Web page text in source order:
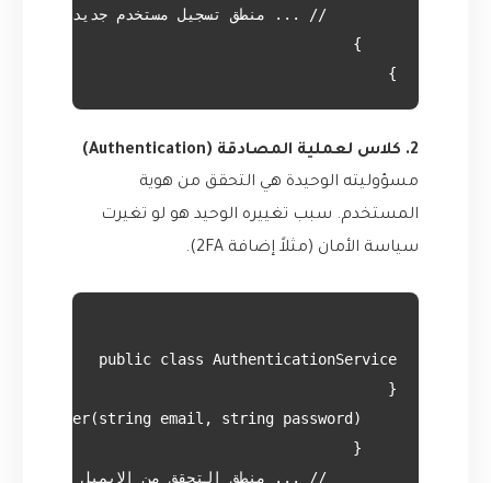
}
2. كلاس لعملية المصادقة (Authentication)
مسؤوليته الوحيدة هي التحقق من هوية
المستخدم. سبب تغييره الوحيد هو لو تغيرت
سياسة الأمان (مثلاً إضافة 2FA).